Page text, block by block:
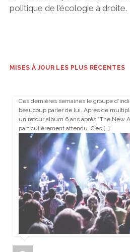
politique de l’écologie à droite.
MISES À JOUR LES PLUS RÉCENTES
Ces dernières semaines le groupe
beaucoup parler de lui. Après de
un retour album 6 ans après “The New
particulièrement attendu. C’es […]